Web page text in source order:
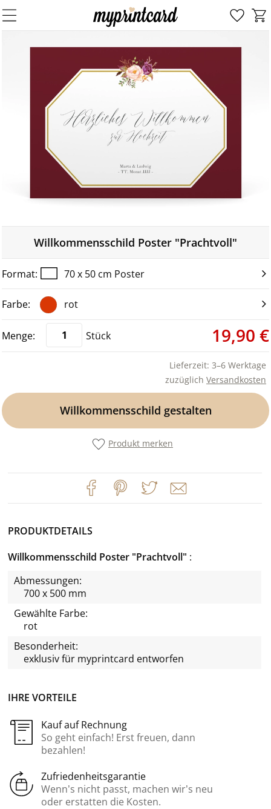
Willkommensschild Poster "Prachtvoll"
70 x 50 cm Poster
rot
Stück 19,90 €
Lieferzeit: 3–6 Werktage
zuzüglich Versandkosten
Willkommensschild gestalten
Produkt merken
IHRE VORTEILE
Kauf auf Rechnung
So geht einfach! Erst freuen, dann
bezahlen!
Zufriedenheitsgarantie
Wenn’s nicht passt, machen wir’s neu
oder erstatten die Kosten.
PRODUKTDETAILS
Willkommensschild Poster "Prachtvoll"
Abmessungen:
700 x 500 mm
Gewählte Farbe:
rot
Besonderheit:
exklusiv für myprintcard entworfen